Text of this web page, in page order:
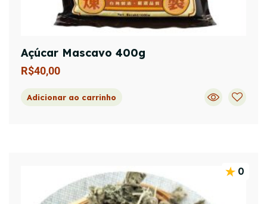
Açúcar Mascavo 400g
R$40,00
Adicionar ao carrinho
0